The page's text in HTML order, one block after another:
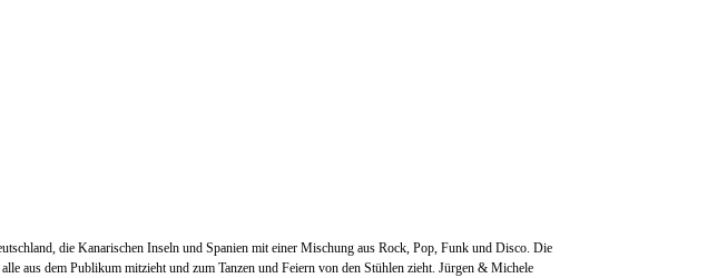
die Kanarischen Inseln und Spanien mit einer Mischung aus Rock, Pop, Funk und Disco. Die
aus dem Publikum mitzieht und zum Tanzen und Feiern von den Stühlen zieht. Jürgen & Michele